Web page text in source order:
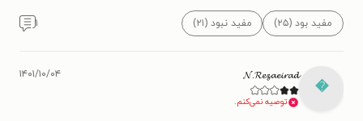
مفید بود (۲۵) مفید نبود (۲۱) ۱

𝓝.𝓡𝓮𝔃𝓪𝓮𝓲𝓻𝓪𝓭
توصیه نمی‌کنم.
۱۴۰۱/۱۰/۰۴